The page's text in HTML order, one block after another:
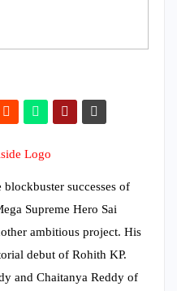
successes of
Supreme Hero Sai
ambitious project. His
debut of Rohith KP.
and Chaitanya Reddy of